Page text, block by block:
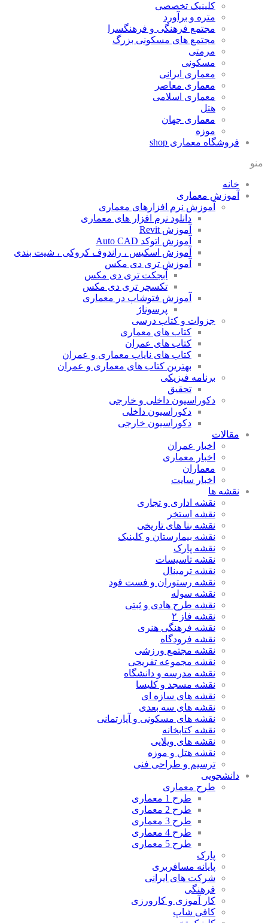
کلینیک تخصصی
متره و برآورد
مجتمع فرهنگی و فرهنگسرا
مجتمع های مسکونی بزرگ
مرمتی
مسکونی
معماری ایرانی
معماری معاصر
معماری اسلامی
هتل
معماری جهان
موزه
فروشگاه معماری shop
منو
خانه
آموزش معماری
آموزش نرم افزارهای معماری
دانلود نرم افزار های معماری
آموزش Revit
آموزش اتوکد Auto CAD
آموزش اسکیس ، راندوف کروکی ، شیت بندی
آموزش تری دی مکس
آبجکت تری دی مکس
تکسچر تری دی مکس
آموزش فتوشاپ در معماری
پرسوناژ
جزوات و کتاب درسی
کتاب های معماری
کتاب های عمران
کتاب های نایاب معماری و عمران
بهترین کتاب های معماری و عمران
برنامه فیزیکی
تحقیق
دکوراسیون داخلی و خارجی
دکوراسیون داخلی
دکوراسیون خارجی
مقالات
اخبار عمران
اخبار معماری
معماران
اخبار سایت
نقشه ها
نقشه اداری و تجاری
نقشه استخر
نقشه بنا های تاریخی
نقشه بیمارستان و کلینیک
نقشه پارک
نقشه تاسیسات
نقشه ترمینال
نقشه رستوران و فست فود
نقشه سوله
نقشه طرح هادی و ثبتی
نقشه فاز ۲
نقشه فرهنگی هنری
نقشه فرودگاه
نقشه مجتمع ورزشی
نقشه مجموعه تفریحی
نقشه مدرسه و دانشگاه
نقشه مسجد و کلیسا
نقشه های سازه ای
نقشه های سه بعدی
نقشه های مسکونی و آپارتمانی
نقشه کتابخانه
نقشه های ویلایی
نقشه هتل و موزه
ترسیم و طراحی فنی
دانشجویی
طرح معماری
طرح 1 معماری
طرح 2 معماری
طرح 3 معماری
طرح 4 معماری
طرح 5 معماری
پارک
پایانه مسافربری
شرکت های ایرانی
فرهنگی
کار آموزی و کارورزی
کافی شاپ